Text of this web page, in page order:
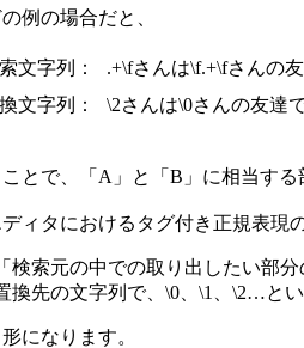
例の場合だと、
文字列：
.+\fさんは\f.+\fさんの
文字列：
\2さんは\0さんの友達
とで、「A」と「B」に相当する
ィタにおけるタグ付き正規表現の
索元の中での取り出したい部分
先の文字列で、\0、\1、\2…と
になります。